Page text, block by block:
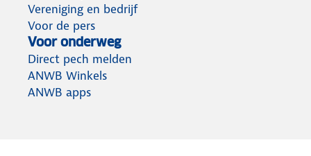
Vereniging en bedrijf
Voor de pers
Voor onderweg
Direct pech melden
ANWB Winkels
ANWB apps